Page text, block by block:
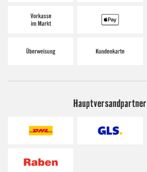
Hauptversandpartner